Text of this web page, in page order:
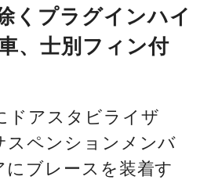
くプラグインハイ
、士別フィン付
ドアスタビライザ
スペンションメンバ
にブレースを装着す